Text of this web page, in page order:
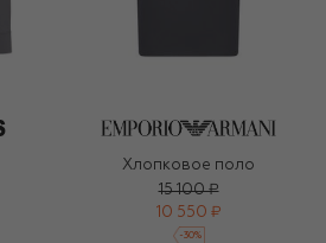
Хлопковое поло
15 100 ₽
10 550 ₽
-30%